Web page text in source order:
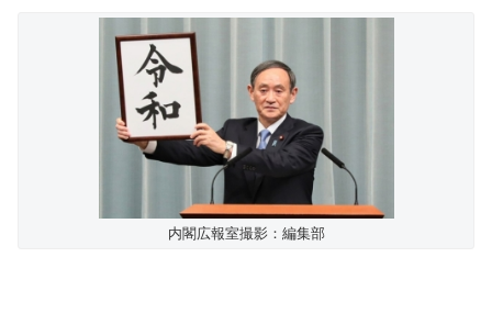
内閣広報室撮影：編集部